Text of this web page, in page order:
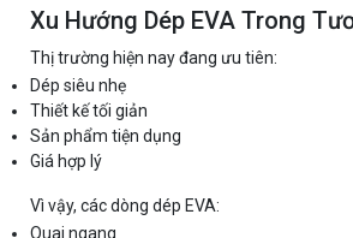
Xu Hướng Dép EVA Trong
Thị trường hiện nay đang ưu tiên:
Dép siêu nhẹ
Thiết kế tối giản
Sản phẩm tiện dụng
Giá hợp lý
Vì vậy, các dòng dép EVA:
Quai ngang